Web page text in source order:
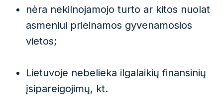
nėra nekilnojamojo turto ar kitos nuolat
asmeniui prieinamos gyvenamosios
vietos;
Lietuvoje nebelieka ilgalaikių finansinių
įsipareigojimų, kt.